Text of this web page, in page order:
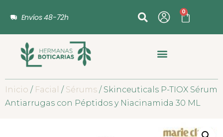
Envíos 48-72h
0
Inicio / Facial / Sérums / Skinceuticals P-TIOX Sérum
Antiarrugas con Péptidos y Niacinamida 30 ML